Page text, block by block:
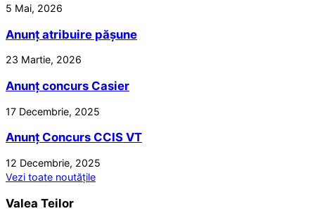
5 Mai, 2026
Anunț atribuire pășune
23 Martie, 2026
Anunț concurs Casier
17 Decembrie, 2025
Anunț Concurs CCIS VT
12 Decembrie, 2025
Vezi toate noutățile
Valea Teilor